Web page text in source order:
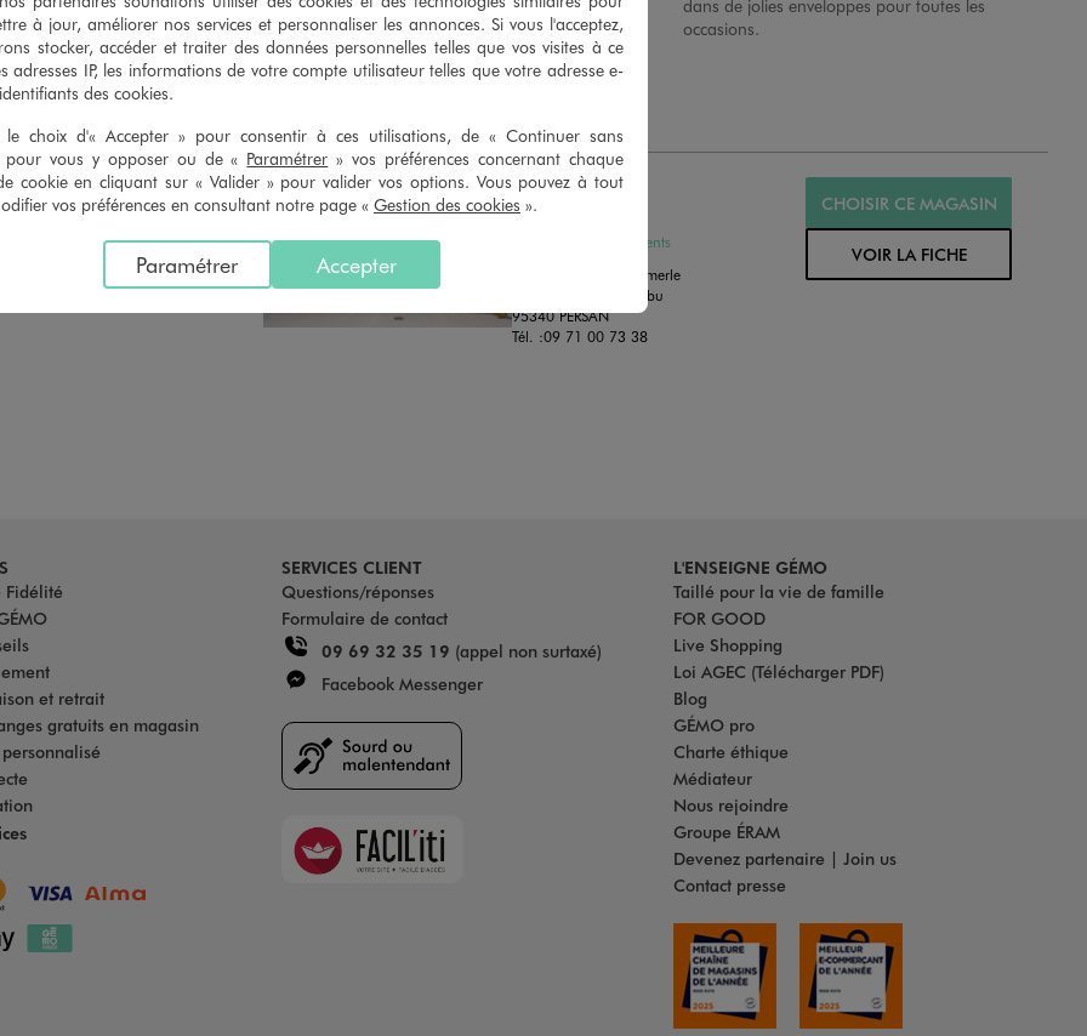
dans de jolies enveloppes pour toutes les
occasions.
CHOISIR CE MAGASIN
VOIR LA FICHE
Distance :
15.2 Km GEMO PERSAN
FERMÉ
Chaussures et Vêtements
1 Rue Marguerite Aumerle
ZAC du Chemin Herbu
95340 PERSAN
Tél. :09 71 00 73 38
CHOISIR CE MAGASIN
VOIR LA FICHE
Fidélité
et retrait
gratuits en magasin
SERVICES CLIENT
Questions/réponses
Formulaire de contact
09 69 32 35 19 (appel non surtaxé)
Facebook Messenger
Faciliti
L'ENSEIGNE GÉMO
Taillé pour la vie de famille
FOR GOOD
Live Shopping
Loi AGEC (Télécharger PDF)
Blog
GÉMO pro
Charte éthique
Médiateur
Nous rejoindre
Groupe ÉRAM
Devenez partenaire | Join us
Contact presse
à jour, améliorer nos services et personnaliser les annonces. Si vous l'acceptez,
stocker, accéder et traiter des données personnelles telles que vos visites à ce
adresses IP, les informations de votre compte utilisateur telles que votre adresse e-
des cookies.
le choix d'« Accepter » pour consentir à ces utilisations, de « Continuer sans
pour vous y opposer ou de « Paramétrer » vos préférences concernant chaque
cookie en cliquant sur « Valider » pour valider vos options. Vous pouvez à tout
vos préférences en consultant notre page « Gestion des cookies ».
Accepter
Paramétrer